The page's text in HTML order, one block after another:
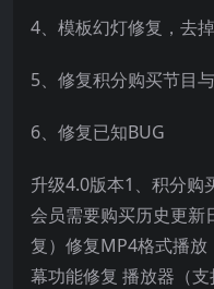
4、模板幻灯修复，去
5、修复积分购买节目
6、修复已知BUG
升级4.0版本1、积分购
会员需要购买历史更新
复）修复MP4格式播
幕功能修复 播放器（